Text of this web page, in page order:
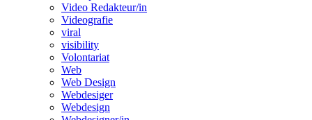
Video Redakteur/in
Videografie
viral
visibility
Volontariat
Web
Web Design
Webdesiger
Webdesign